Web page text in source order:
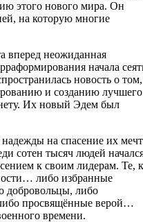
этого нового мира. Он
на которую многие
вперед неожиданная
начала
новость о том,
и созданию лучшего
Их новый Эдем был
на спасение их
сотен тысяч людей
к своим лидерам. Те,
либо избранные
добровольцы, либо
просвящённые верой…
времени.